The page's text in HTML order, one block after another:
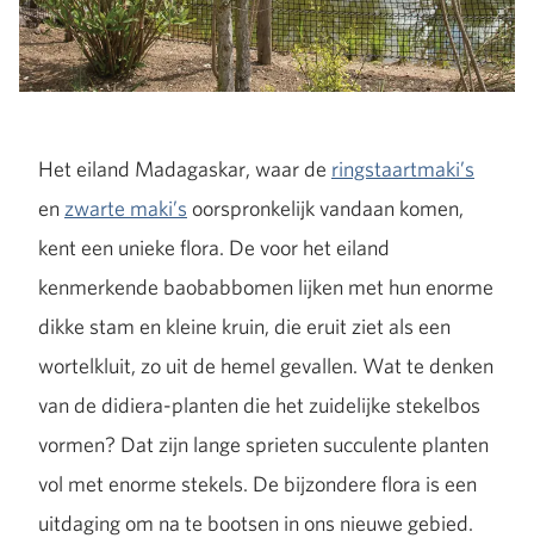
Het eiland Madagaskar, waar de ringstaartmaki’s
enzwarte maki’s oorspronkelijk vandaan komen,
kent een unieke flora. De voor het eiland
kenmerkende baobabbomen lijken met hun enorme
dikke stam en kleine kruin, die eruit ziet als een
wortelkluit, zo uit de hemel gevallen. Wat te denken
van de didiera-planten die het zuidelijke stekelbos
vormen? Dat zijn lange sprieten succulente planten
vol met enorme stekels. De bijzondere flora is een
uitdaging om na te bootsen in ons nieuwe gebied.